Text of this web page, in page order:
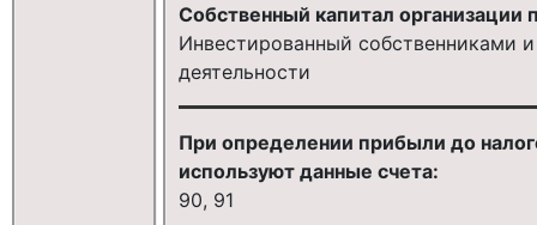
Собственный капитал организации
Инвестированный собственниками
деятельности
При определении прибыли до
используют данные счета:
90, 91